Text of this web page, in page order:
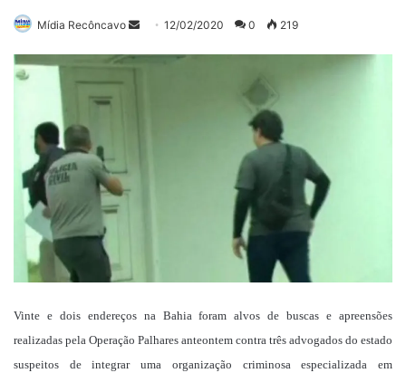
Mídia Recôncavo
Mande12/02/2020 0 219
Vinte e dois endereços na Bahia foram alvos de buscas e apreensões
realizadas pela Operação Palhares anteontem contra três advogados do estado
suspeitos de integrar uma organização criminosa especializada em